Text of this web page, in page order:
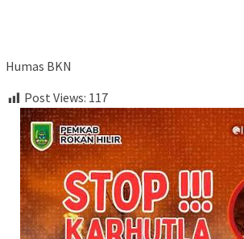
Humas BKN
Post Views: 117